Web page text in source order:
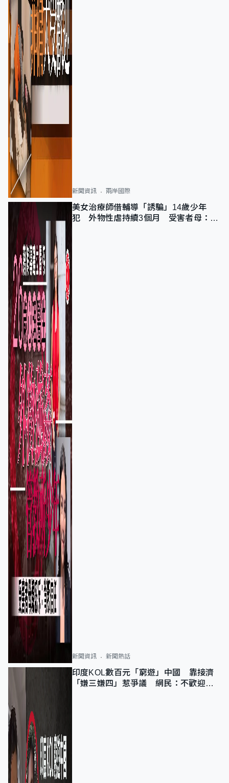
新聞資訊 兩岸國際
美女治療師借輔導「誘騙」14歲少年
犯 外物性虐持續3個月 受害者母：要
新聞資訊 新聞熱話
印度KOL數百元「窮遊」中國 靠接濟
「嫌三嫌四」惹爭議 網民：不歡迎劣